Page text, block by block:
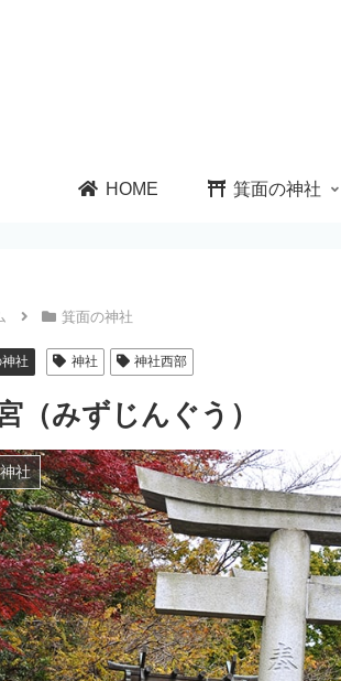
HOME 箕面の神社
箕面の神社
社 神社 神社西部
（みずじんぐう）
社